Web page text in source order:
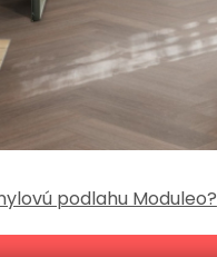
podlahu Moduleo?